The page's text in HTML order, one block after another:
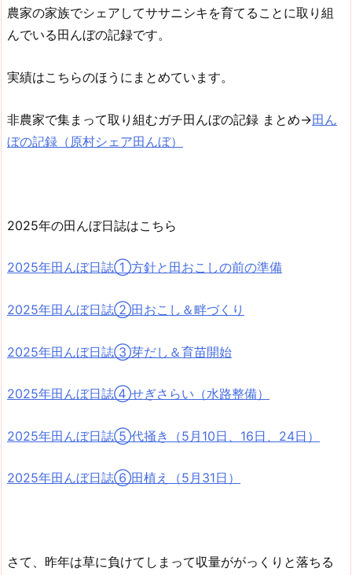
農家の家族でシェアしてササニシキを育てることに取り組
んでいる田んぼの記録です。
実績はこちらのほうにまとめています。
非農家で集まって取り組むガチ田んぼの記録 まとめ→田ん
ぼの記録（原村シェア田んぼ）
2025年の田んぼ日誌はこちら
2025年田んぼ日誌①方針と田おこしの前の準備
2025年田んぼ日誌②田おこし＆畔づくり
2025年田んぼ日誌③芽だし＆育苗開始
2025年田んぼ日誌④せぎさらい（水路整備）
2025年田んぼ日誌⑤代掻き（5月10日、16日、24日）
2025年田んぼ日誌⑥田植え（5月31日）
さて、昨年は草に負けてしまって収量ががっくりと落ちる